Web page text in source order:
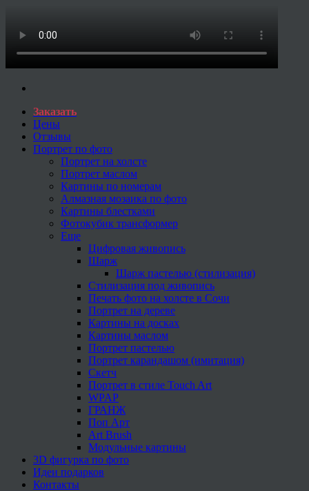
Заказать
Цены
Отзывы
Портрет по фото
Портрет на холсте
Портрет маслом
Картины по номерам
Алмазная мозаика по фото
Картины блестками
Фотокубик трансформер
Еще
Цифровая живопись
Шарж
Шарж пастелью (стилизация)
Стилизация под живопись
Печать фото на холсте в Сочи
Портрет на дереве
Картины на досках
Картины маслом
Портрет пастелью
Портрет карандашом (имитация)
Скетч
Портрет в стиле Touch Art
WPAP
ГРАНЖ
Поп Арт
Art Brush
Модульные картины
3D фигурка по фото
Идеи подарков
Контакты